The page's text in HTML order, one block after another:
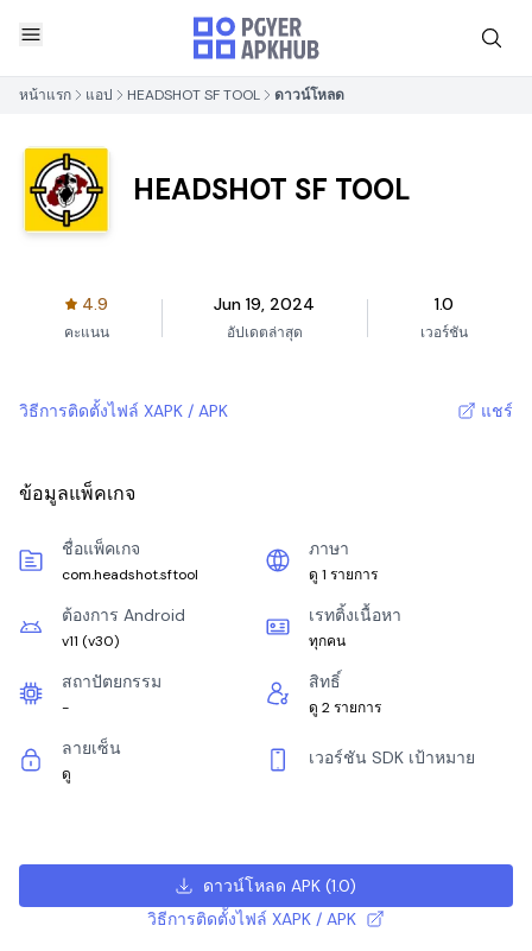
หน้าแรก แอป HEADSHOT SF TOOL ดาวน์โหลด
HEADSHOT SF TOOL
4.9
คะแนน
Jun 19, 2024
อัปเดตล่าสุด
1.0
เวอร์ชัน
วิธีการติดตั้งไฟล์ XAPK / APK แชร์
ข้อมูลแพ็คเกจ
ชื่อแพ็คเกจ
com.headshot.sftool
ภาษา
ดู 1 รายการ
ต้องการ Android
v11 (v30)
เรทติ้งเนื้อหา
ทุกคน
สถาปัตยกรรม
-
สิทธิ์
ดู 2 รายการ
ลายเซ็น
ดู
เวอร์ชัน SDK เป้าหมาย
ดาวน์โหลด APK (1.0)
วิธีการติดตั้งไฟล์ XAPK / APK